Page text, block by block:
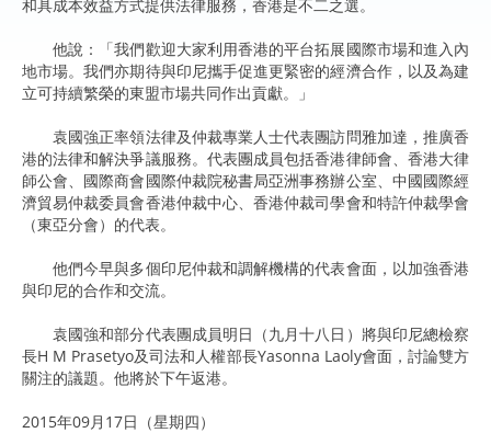
和具成本效益方式提供法律服務，香港是不二之選。
他說：「我們歡迎大家利用香港的平台拓展國際市場和進入內
地市場。我們亦期待與印尼攜手促進更緊密的經濟合作，以及為建
立可持續繁榮的東盟市場共同作出貢獻。」
袁國強正率領法律及仲裁專業人士代表團訪問雅加達，推廣香
港的法律和解決爭議服務。代表團成員包括香港律師會、香港大律
師公會、國際商會國際仲裁院秘書局亞洲事務辦公室、中國國際經
濟貿易仲裁委員會香港仲裁中心、香港仲裁司學會和特許仲裁學會
（東亞分會）的代表。
他們今早與多個印尼仲裁和調解機構的代表會面，以加強香港
與印尼的合作和交流。
袁國強和部分代表團成員明日（九月十八日）將與印尼總檢察
長H M Prasetyo及司法和人權部長Yasonna Laoly會面，討論雙方
關注的議題。他將於下午返港。
2015年09月17日（星期四）